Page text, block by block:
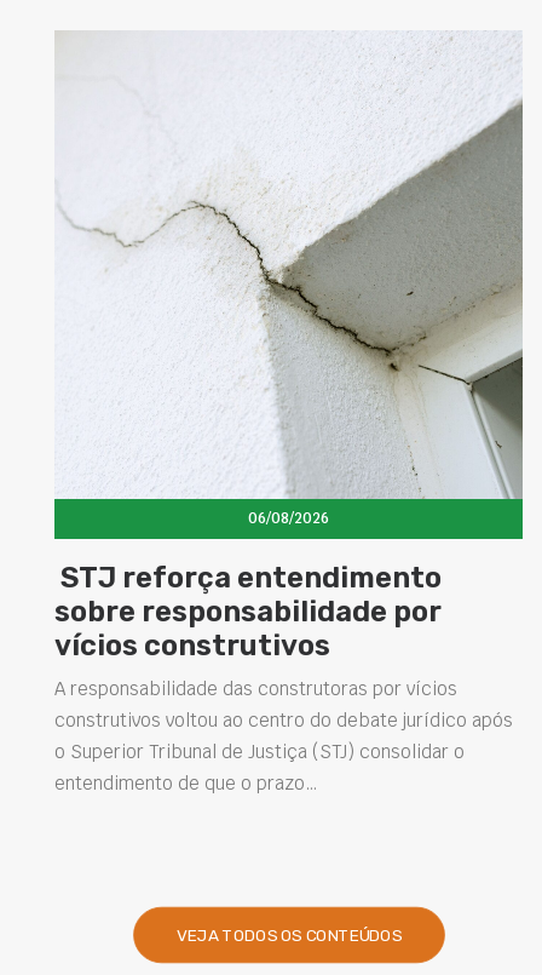
06/08/2026
Concretos aditivados e
elevam desempenho das
estruturas e impulsionam
soluções na construção civil
Projetar estruturas mais duráveis, reduzir
intervenções de manutenção e melhorar o
desempenho das obras são desafios cada vez mais
VEJA TODOS OS CONTEÚDOS